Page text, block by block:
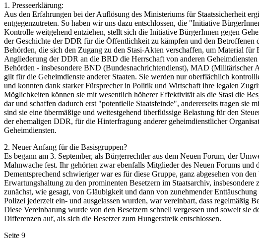
1. Presseerklärung:
Aus den Erfahrungen bei der Auflösung des Ministeriums für Staatssicherheit
entgegenzutreten. So haben wir uns dazu entschlossen, die "Initiative
Kontrolle weitgehend entziehen, stellt sich die Initiative BürgerInnen gegen
der Geschichte der DDR für die Öffentlichkeit zu kämpfen und den Betroffenen
Behörden, die sich den Zugang zu den Stasi-Akten verschaffen, um Material
Angliederung der DDR an die BRD die Herrschaft von anderen
Behörden - insbesondere BND (Bundesnachrichtendienst), MAD (Militärischer
gilt für die Geheimdienste anderer Staaten. Sie werden nur oberflächlich
und konnten dank starker Fürsprecher in Politik und Wirtschaft ihre legalen
Möglichkeiten können sie mit wesentlich höherer Effektivität als die Stasi die
dar und schaffen dadurch erst "potentielle Staatsfeinde", andererseits tragen
sind sie eine übermäßige und weitestgehend überflüssige Belastung für den
der ehemaligen DDR, für die Hinterfragung anderer geheimdienstlicher
Geheimdiensten.
2. Neuer Anfang für die Basisgruppen?
Es begann am 3. September, als Bürgerrechtler aus dem Neuen Forum, der
Mahnwache fest. Ihr gehörten zwar ebenfalls Mitglieder des Neuen Forums
Dementsprechend schwieriger war es für diese Gruppe, ganz abgesehen von
Erwartungshaltung zu den prominenten Besetzern im Staatsarchiv,
zunächst, wie gesagt, von Gläubigkeit und dann von zunehmender
Polizei jederzeit ein- und ausgelassen wurden, war vereinbart, dass regelmäßig
Diese Vereinbarung wurde von den Besetzern schnell vergessen und soweit sie
Differenzen auf, als sich die Besetzer zum Hungerstreik entschlossen.
Seite 9